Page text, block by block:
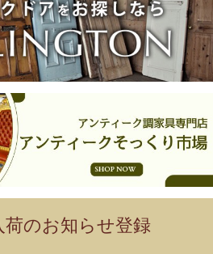
荷のお知らせ登録